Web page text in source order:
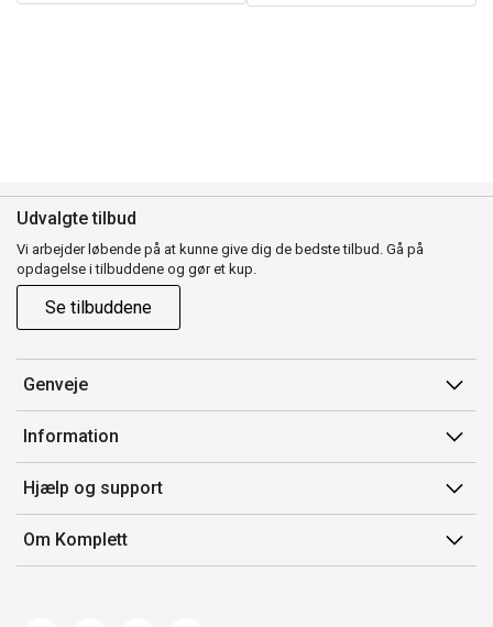
Udvalgte tilbud
Vi arbejder løbende på at kunne give dig de bedste tilbud. Gå på
opdagelse i tilbuddene og gør et kup.
Se tilbuddene
Genveje
Min side
Ordrehistorik
Gavekort
Information
Salgsbetingelser
Mærker/producent
Fortrydelsesret
Hjælp og support
Kontakt os
Kundeservice
Om Komplett